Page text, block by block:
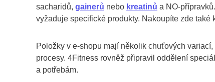
sacharidů, gainerů nebo kreatinů a NO-
vyžaduje specifické produkty. Nakoupíte zde
Položky v e-shopu mají několik chuťových
procesy. 4Fitness rovněž připravil oddělení
a potřebám.